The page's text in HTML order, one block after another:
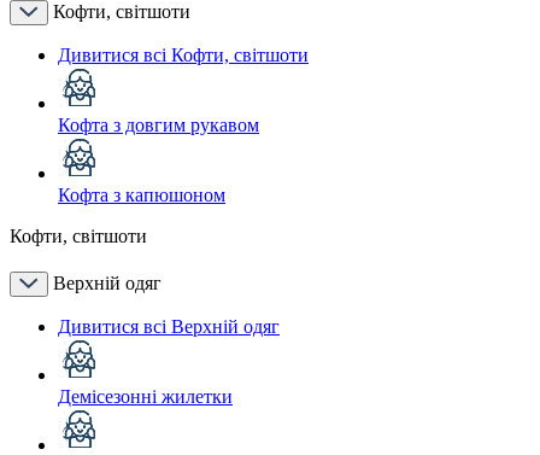
Кофти, світшоти
Дивитися всі Кофти, світшоти
Кофта з довгим рукавом
Кофта з капюшоном
Кофти, світшоти
Верхній одяг
Дивитися всі Верхній одяг
Демісезонні жилетки